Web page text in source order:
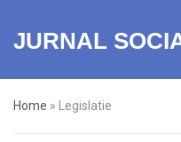
JURNAL
Home » Legislatie